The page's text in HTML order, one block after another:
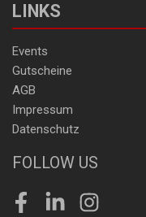
LINKS
Events
Gutscheine
AGB
Impressum
Datenschutz
FOLLOW US
FacebookLinkedInInstagram